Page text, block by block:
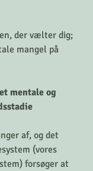
der vælter dig;
mangel på
mentale og
af, og det
(vores
forsøger at